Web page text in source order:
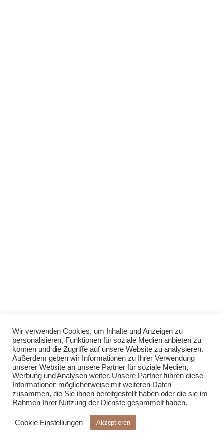
Wir verwenden Cookies, um Inhalte und Anzeigen zu
personalisieren, Funktionen für soziale Medien anbieten zu
können und die Zugriffe auf unsere Website zu analysieren.
Außerdem geben wir Informationen zu Ihrer Verwendung
unserer Website an unsere Partner für soziale Medien,
Werbung und Analysen weiter. Unsere Partner führen diese
Informationen möglicherweise mit weiteren Daten
zusammen, die Sie ihnen bereitgestellt haben oder die sie im
Rahmen Ihrer Nutzung der Dienste gesammelt haben.
Cookie Einstellungen Akzeptieren